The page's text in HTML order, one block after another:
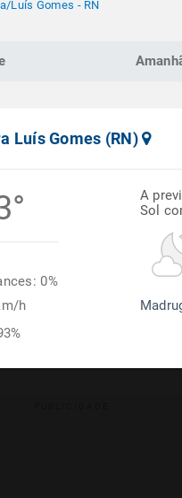
/Luís Gomes - RN
Luís Gomes (RN)
0%
h
A
Sol